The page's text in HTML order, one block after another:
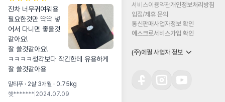
진차 너무귀여워용
필요한것만 딱딱 넣
어서 다니면 좋을것
같아요!
잘 쓸것같아요!
ㅋㅋㅋㅋ생각보다 작긴한데 유용하게
잘 쓸것같아용
말티푸 · 2살 3개월 · 0.75kg
햇******* 2024.07.09
서비스이용약관개인정보처리방침
입점/제휴 문의
통신판매사업자정보 확인
에스크로서비스가입 확인
(주)에필 사업자 정보